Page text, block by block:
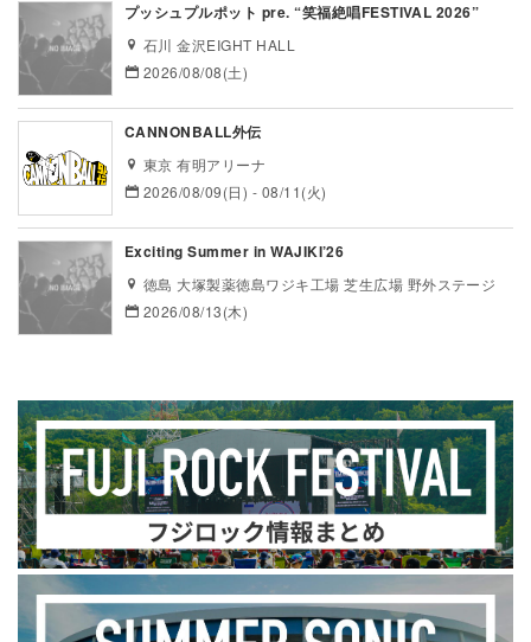
プッシュプルポット pre. “笑福絶唱FESTIVAL 2026”
石川 金沢EIGHT HALL
2026/08/08(土)
CANNONBALL外伝
東京 有明アリーナ
2026/08/09(日) - 08/11(火)
Exciting Summer in WAJIKI’26
徳島 大塚製薬徳島ワジキ工場 芝生広場 野外ステージ
2026/08/13(木)